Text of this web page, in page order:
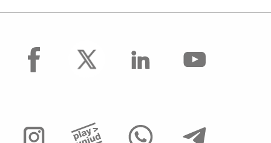
facebook